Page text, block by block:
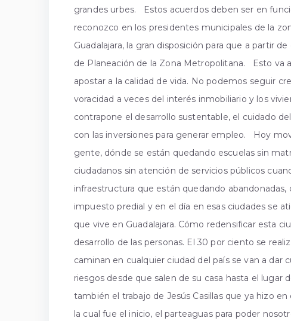
grandes urbes. Estos acuerdos deben ser en
reconozco en los presidentes municipales de la
Guadalajara, la gran disposición para que a partir
de Planeación de la Zona Metropolitana. Esto va
apostar a la calidad de vida. No podemos seguir
voracidad a veces del interés inmobiliario y los
contrapone el desarrollo sustentable, el cuidado
con las inversiones para generar empleo. Hoy
gente, dónde se están quedando escuelas sin
ciudadanos sin atención de servicios públicos
infraestructura que están quedando
impuesto predial y en el día en esas ciudades se
que vive en Guadalajara. Cómo redensificar esta
desarrollo de las personas. El 30 por ciento se
caminan en cualquier ciudad del país se van a dar
riesgos desde que salen de su casa hasta el
también el trabajo de Jesús Casillas que ya hizo
la cual fue el inicio, el parteaguas para poder